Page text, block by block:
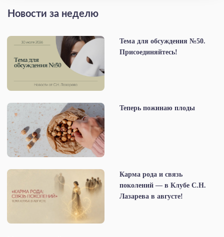
Новости за неделю
Тема для обсуждения №50.
Присоединяйтесь!
Теперь пожинаю плоды
Карма рода и связь
поколений — в Клубе С.Н.
Лазарева в августе!